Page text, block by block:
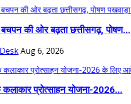
की ओर बढ़ता छत्तीसगढ़, पोषण...
Aug 6, 2026
प्रोत्साहन योजना-2026...